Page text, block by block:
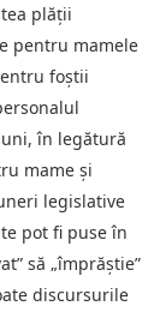
plăţii
pentru mamele
foştii
în legătură
mame şi
legislative
pot fi puse în
să „împrăştie”
discursurile